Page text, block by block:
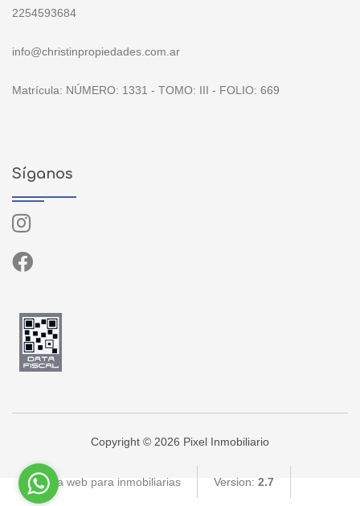
2254593684
info@christinpropiedades.com.ar
Matrícula: NÚMERO: 1331 - TOMO: III - FOLIO: 669
Síganos
Copyright © 2026 Pixel Inmobiliario
Página web para inmobiliarias Version: 2.7